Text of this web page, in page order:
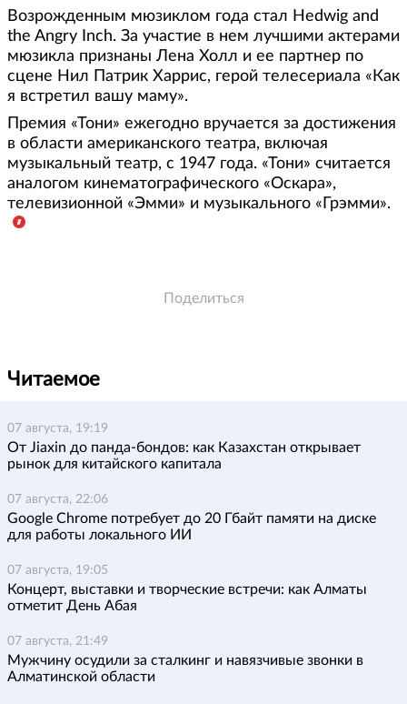
Возрожденным мюзиклом года стал Hedwig and
the Angry Inch. За участие в нем лучшими актерами
мюзикла признаны Лена Холл и ее партнер по
сцене Нил Патрик Харрис, герой телесериала «Как
я встретил вашу маму».
Премия «Тони» ежегодно вручается за достижения
в области американского театра, включая
музыкальный театр, с 1947 года. «Тони» считается
аналогом кинематографического «Оскара»,
телевизионной «Эмми» и музыкального «Грэмми».
Поделиться
Читаемое
07 августа, 19:19
От Jiaxin до панда-бондов: как Казахстан открывает
рынок для китайского капитала
07 августа, 22:06
Google Chrome потребует до 20 Гбайт памяти на диске
для работы локального ИИ
07 августа, 19:05
Концерт, выставки и творческие встречи: как Алматы
отметит День Абая
07 августа, 21:49
Мужчину осудили за сталкинг и навязчивые звонки в
Алматинской области